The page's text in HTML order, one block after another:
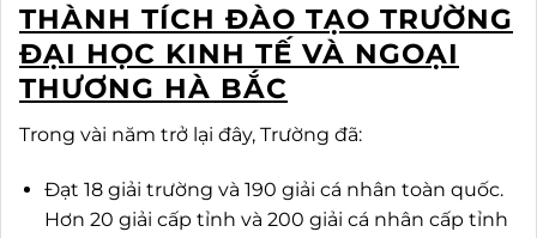
THÀNH TÍCH ĐÀO TẠO TRƯỜNG
ĐẠI HỌC KINH TẾ VÀ NGOẠI
THƯƠNG HÀ BẮC
Trong vài năm trở lại đây, Trường đã:
Đạt 18 giải trường và 190 giải cá nhân toàn quốc.
Hơn 20 giải cấp tỉnh và 200 giải cá nhân cấp tỉnh